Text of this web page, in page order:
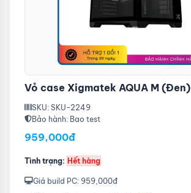
Vỏ case Xigmatek AQUA M (Đen)
SKU: SKU-2249
Bảo hành: Bao test
959,000đ
Tình trạng: Hết hàng
Giá build PC: 959,000đ